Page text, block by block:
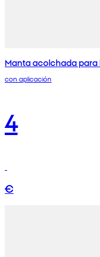
Manta acolchada para
con aplicación
4
€